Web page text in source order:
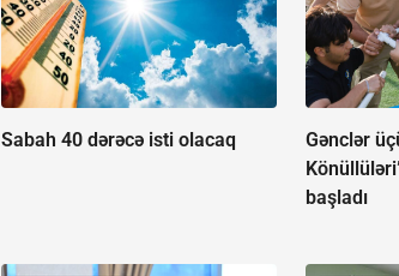
Sabah 40 dərəcə isti olacaq
Gənclər
başladı